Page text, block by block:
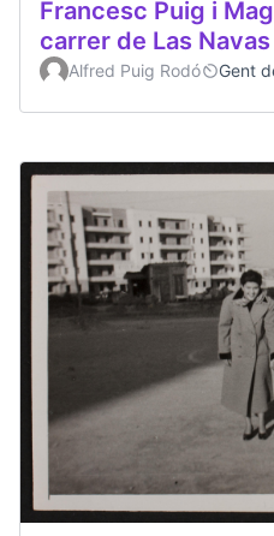
Francesc Puig i
carrer de Las
Alfred Puig Rodó Gent